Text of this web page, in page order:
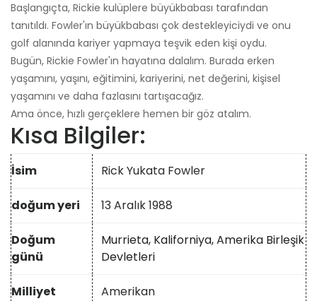
Başlangıçta, Rickie kulüplere büyükbabası tarafından
tanıtıldı. Fowler'ın büyükbabası çok destekleyiciydi ve onu
golf alanında kariyer yapmaya teşvik eden kişi oydu.
Bugün, Rickie Fowler'ın hayatına dalalım. Burada erken
yaşamını, yaşını, eğitimini, kariyerini, net değerini, kişisel
yaşamını ve daha fazlasını tartışacağız.
Ama önce, hızlı gerçeklere hemen bir göz atalım.
Kısa Bilgiler:
İsim Rick Yukata Fowler
doğum yeri 13 Aralık 1988
Doğum
günü
Murrieta, Kaliforniya, Amerika Birleşik
Devletleri
Milliyet Amerikan